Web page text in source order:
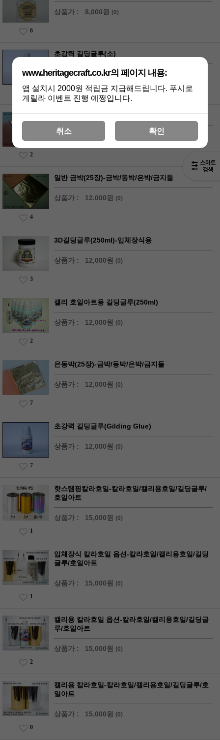
상품가 : 8,000원 (0)
6
초강력 길딩글루(소)
상품가 : 8,000원 (0)
일반 은박(25장)-금박/동박/은박/금지들
상품가 :
2
일반 금박(25장)-금박/동박/은박/금지들
상품가 : 12,000원 (0)
4
3D길딩글루(250ml)-입체장식용
상품가 : 12,000원 (0)
3
캘리 호일아트용 길딩글루(250ml)
상품가 : 12,000원 (0)
2
은동박(25장)-금박/동박/은박/금지들
상품가 : 12,000원 (0)
7
초강력 길딩글루(Gilding Glue)
상품가 : 12,000원 (0)
7
핫스탬핑칼라호일-칼라호일/캘리용호일/길딩글루/
호일아트
상품가 : 15,000원 (0)
1
입체장식 칼라호일 옵션-칼라호일/캘리용호일/길딩
글루/호일아트
상품가 : 15,000원 (0)
1
캘리용 칼라호일 옵션-칼라호일/캘리용호일/길딩글
루/호일아트
상품가 : 15,000원 (0)
2
캘리용 칼라호일-칼라호일/캘리용호일/길딩글루/호
일아트
상품가 : 15,000원 (0)
0
www.heritagecraft.co.kr의 페이지 내용:
앱 설치시 2000원 적립금 지급해드립니다. 푸시로
게릴라 이벤트 진행 예쩡입니다.
취소 확인